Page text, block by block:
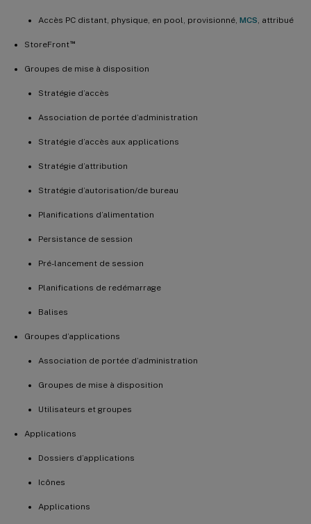
Accès PC distant, physique, en pool, provisionné, MCS, attribué
StoreFront™
Groupes de mise à disposition
Stratégie d’accès
Association de portée d’administration
Stratégie d’accès aux applications
Stratégie d’attribution
Stratégie d’autorisation/de bureau
Planifications d’alimentation
Persistance de session
Pré-lancement de session
Planifications de redémarrage
Balises
Groupes d’applications
Association de portée d’administration
Groupes de mise à disposition
Utilisateurs et groupes
Applications
Dossiers d’applications
Icônes
Applications